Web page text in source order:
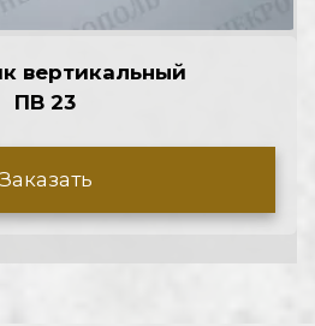
вертикальный
ПВ 23
Заказать